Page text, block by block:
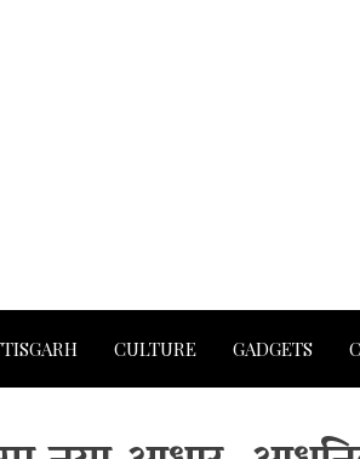
CULTURE GADGETS